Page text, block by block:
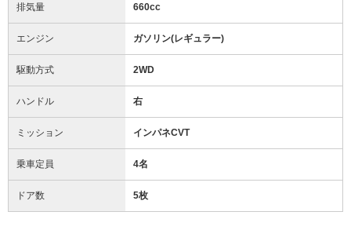
排気量 660cc
エンジン ガソリン(レギュラー)
駆動方式 2WD
ハンドル 右
ミッション インパネCVT
乗車定員 4名
ドア数 5枚